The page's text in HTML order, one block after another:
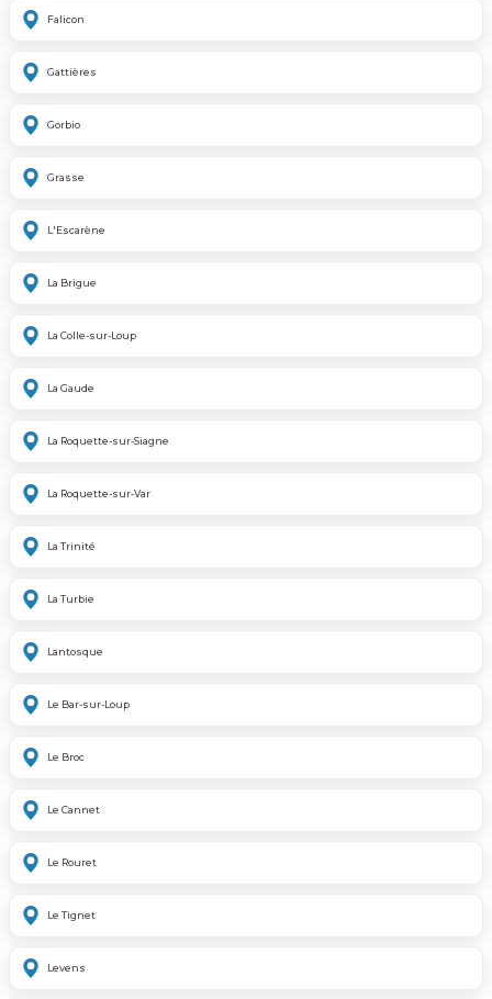
Falicon
Gattières
Gorbio
Grasse
L'Escarène
La Brigue
La Colle-sur-Loup
La Gaude
La Roquette-sur-Siagne
La Roquette-sur-Var
La Trinité
La Turbie
Lantosque
Le Bar-sur-Loup
Le Broc
Le Cannet
Le Rouret
Le Tignet
Levens